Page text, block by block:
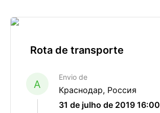
Rota de transporte
A
Envio de
Краснодар, Россия
31 de julho de 2019 16:00